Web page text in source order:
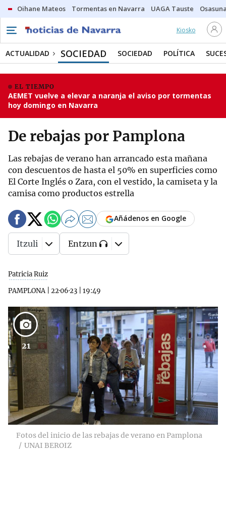
Oihane Mateos Tormentas en Navarra UAGA Tauste
Kiosko
ACTUALIDAD SOCIEDAD SOCIEDAD POLÍTICA
EL TIEMPO
AEMET vuelve a elevar a naranja el aviso por tormentas
hoy domingo en Navarra
De rebajas por Pamplona
Las rebajas de verano han arrancado esta mañana
con descuentos de hasta el 50% en superficies como
El Corte Inglés o Zara, con el vestido, la camiseta y la
camisa como productos estrella
Patricia Ruiz
PAMPLONA| 22·06·23 19:49
Añádenos en Google
Itzuli Entzun
21
Fotos del inicio de las rebajas de verano en Pamplona
UNAI BEROIZ